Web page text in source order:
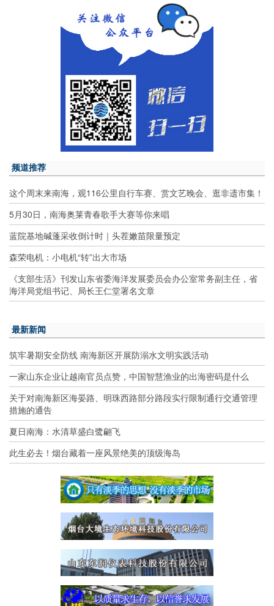
频道推荐
这个周末来南海，观116公里自行车赛、赏文艺晚会、逛非遗市集！
5月30日，南海奥莱青春歌手大赛等你来唱
蓝院基地碱蓬采收倒计时｜头茬嫩苗限量预定
森荣电机：小电机“转”出大市场
《支部生活》刊发山东省委海洋发展委员会办公室常务副主任，省
海洋局党组书记、局长王仁堂署名文章
最新新闻
筑牢暑期安全防线 南海新区开展防溺水文明实践活动
一家山东企业让越南官员点赞，中国智慧渔业的出海密码是什么
关于对南海新区海晏路、明珠西路部分路段实行限制通行交通管理
措施的通告
夏日南海：水清草盛白鹭翩飞
此生必去！烟台藏着一座风景绝美的顶级海岛